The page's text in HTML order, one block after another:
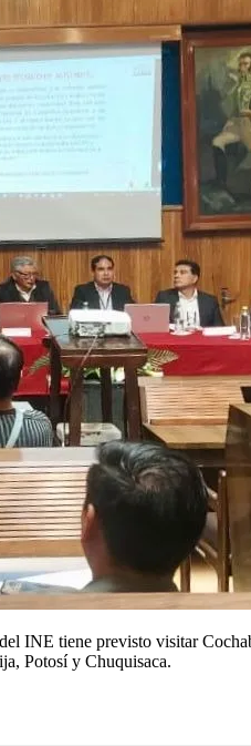
INE tiene previsto visitar
Potosí y Chuquisaca.